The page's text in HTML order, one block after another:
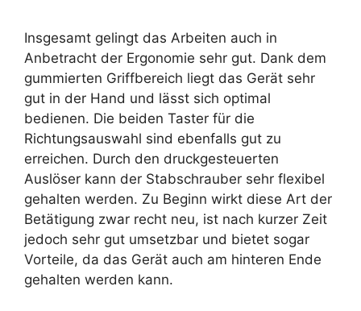
Insgesamt gelingt das Arbeiten auch in
Anbetracht der Ergonomie sehr gut. Dank dem
gummierten Griffbereich liegt das Gerät sehr
gut in der Hand und lässt sich optimal
bedienen. Die beiden Taster für die
Richtungsauswahl sind ebenfalls gut zu
erreichen. Durch den druckgesteuerten
Auslöser kann der Stabschrauber sehr flexibel
gehalten werden. Zu Beginn wirkt diese Art der
Betätigung zwar recht neu, ist nach kurzer Zeit
jedoch sehr gut umsetzbar und bietet sogar
Vorteile, da das Gerät auch am hinteren Ende
gehalten werden kann.